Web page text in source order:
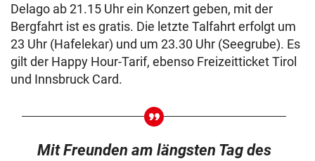
Delago ab 21.15 Uhr ein Konzert geben, mit der
Bergfahrt ist es gratis. Die letzte Talfahrt erfolgt um
23 Uhr (Hafelekar) und um 23.30 Uhr (Seegrube). Es
gilt der Happy Hour-Tarif, ebenso Freizeitticket Tirol
und Innsbruck Card.
Mit Freunden am längsten Tag des